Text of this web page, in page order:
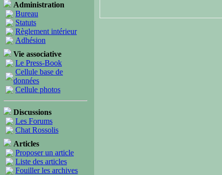
Administration
Bureau
Statuts
Règlement intérieur
Adhésion
Vie associative
Le Press-Book
Cellule base de
données
Cellule photos
Discussions
Les Forums
Chat Rossolis
Articles
Proposer un article
Liste des articles
Fouiller les archives